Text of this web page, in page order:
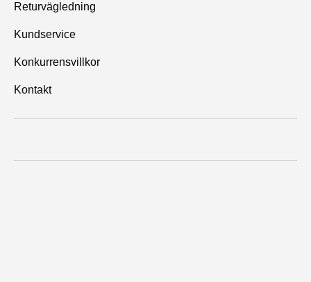
Returvägledning
Kundservice
Konkurrensvillkor
Kontakt